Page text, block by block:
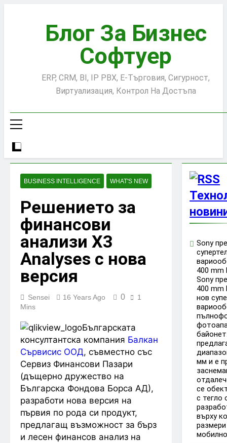
Блог За Бизнес
Софтуер
ERP, CRM, BI, IP PBX, Е-Търговия, Сигурност,
Виртуализация, Контрол На Достъпа
BUSINESS INTELLIGENCE WHAT'S NEW
Решението за
финансови
анализи X3
Analyses с нова
версия
Sensei 16 Years Ago 0
1
Mins
Българската
консултантска компания Балкан
Сървисис ООД, съвместно със
Сервиз Финансови Пазари
(дъщерно дружество на
Българска Фондова Борса АД),
разработи нова версия на
първия по рода си продукт,
предлагащ възможност за бърз
и лесен финансов анализ на
Sony
400 mm
Sony
400 mm
нов
мм и е
се
с тегло
върху